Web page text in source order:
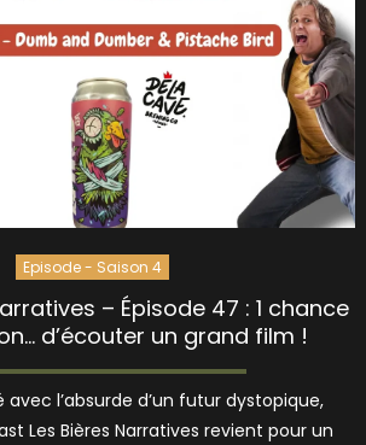
Episode - Saison 4
– Épisode 47 : 1 chance
d’écouter un grand film !
avec l’absurde d’un futur dystopique,
Les Bières Narratives revient pour un